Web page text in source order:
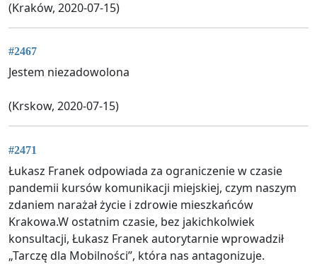
(Kraków, 2020-07-15)
#2467
Jestem niezadowolona
(Krskow, 2020-07-15)
#2471
Łukasz Franek odpowiada za ograniczenie w czasie
pandemii kursów komunikacji miejskiej, czym naszym
zdaniem narażał życie i zdrowie mieszkańców
Krakowa.W ostatnim czasie, bez jakichkolwiek
konsultacji, Łukasz Franek autorytarnie wprowadził
„Tarczę dla Mobilności”, która nas antagonizuje.